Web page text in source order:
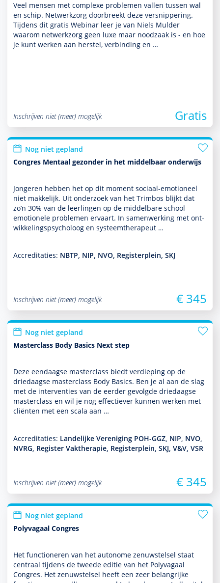
Veel mensen met complexe pro­ble­men vallen tussen wal
en schip. Netwerkzorg doorbreekt deze versnippering.
Tijdens dit gratis Webinar leer je van Niels Mulder
waarom netwerkzorg geen luxe maar nood­zaak is - en hoe
je kunt werken aan herstel, verbinding en …
Inschrijven niet (meer) mogelijk Gratis
Nog niet gepland
Congres Mentaal gezonder in het middelbaar onderwijs
Jongeren hebben het op dit moment sociaal-emotioneel
niet makkelijk. Uit onder­zoek van het Trimbos blijkt dat
zo’n 30% van de leer­lingen op de middelbare school
emotionele pro­ble­men ervaart. In samen­wer­king met ont­
wikke­lingspsycho­loog en systeem­thera­peut …
Accreditaties: NBTP, NIP, NVO, Registerplein, SKJ
Inschrijven niet (meer) mogelijk € 345
Nog niet gepland
Masterclass Body Basics Next step
Deze eendaagse master­class biedt verdieping op de
driedaagse master­class Body Basics. Ben je al aan de slag
met de inter­venties van de eerder gevolgde driedaagse
master­class en wil je nog effectiever kunnen werken met
cliënten met een scala aan …
Accreditaties: Landelijke Vereniging POH-GGZ, NIP, NVO,
NVRG, Register Vaktherapie, Registerplein, SKJ, V&V, VSR
Inschrijven niet (meer) mogelijk € 345
Nog niet gepland
Polyvagaal Congres
Het functio­neren van het autonome zenuwstelsel staat
centraal tijdens de tweede editie van het Polyvagaal
Congres. Het zenuwstelsel heeft een zeer belang­rijke